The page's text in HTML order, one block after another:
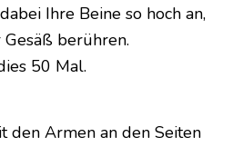
Ihre Beine so hoch an,
berühren.
50 Mal.
den Armen an den Seiten